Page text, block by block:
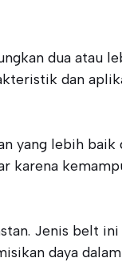
dua atau
dan
yang lebih baik
karena
Jenis belt ini
daya